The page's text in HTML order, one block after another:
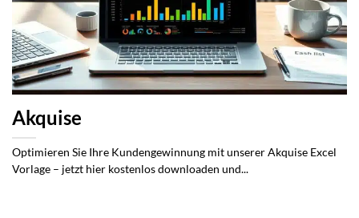
Akquise
Optimieren Sie Ihre Kundengewinnung mit unserer Akquise Excel
Vorlage – jetzt hier kostenlos downloaden und...